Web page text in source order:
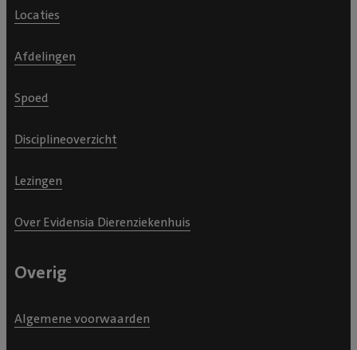
Inmiddels is hij gecheckt door onze eigen dierenarts en
nog herstellende, zonder sonde en weer heerlijk in zijn
zorgen, we zijn jullie heel erg dankbaar!
Locaties
Afdelingen
Spoed
Disciplineoverzicht
Lezingen
Over Evidensia Dierenziekenhuis
Overig
Algemene voorwaarden